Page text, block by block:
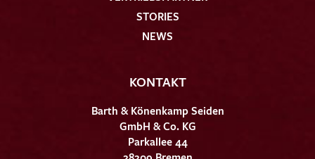
STORIES
NEWS
KONTAKT
Barth & Könenkamp Seiden
GmbH & Co. KG
Parkallee 44